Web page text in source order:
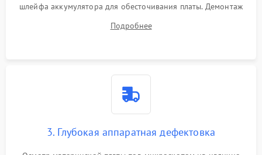
шлейфа аккумулятора для обесточивания платы. Демонтаж
высохшей термопасты с кристаллов чипов.
Подробнее
3. Глубокая аппаратная дефектовка